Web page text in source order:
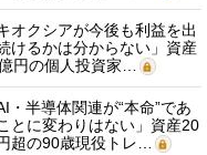
キオクシアが今後も利益を出
けるかは分からない」資産
円の個人投資家…
AI・半導体関連が“本命”であ
とに変わりはない」資産20
超の90歳現役トレ…